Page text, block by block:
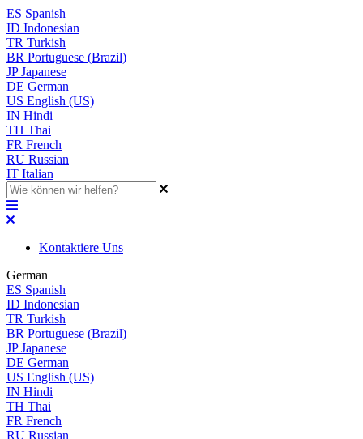
ES Spanish
ID Indonesian
TR Turkish
BR Portuguese (Brazil)
JP Japanese
DE German
US English (US)
IN Hindi
TH Thai
FR French
RU Russian
IT Italian
Kontaktiere Uns
German
ES Spanish
ID Indonesian
TR Turkish
BR Portuguese (Brazil)
JP Japanese
DE German
US English (US)
IN Hindi
TH Thai
FR French
RU Russian